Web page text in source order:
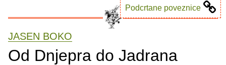
Podcrtane poveznice
JASEN BOKO
Od Dnjepra do Jadrana